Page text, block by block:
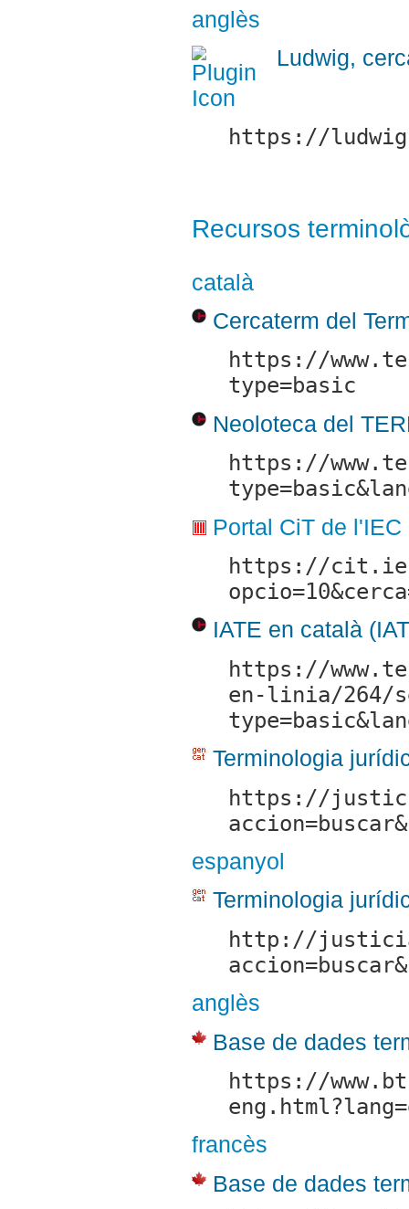
anglès
Ludwig,
https://
Recursos
català
Cercaterm del
https://
type=basic
Neoloteca del
https://
Portal CiT de l'IEC
https://
IATE en català
https://
en-linia/264/
Terminologia
https://
espanyol
Terminologia
http://
anglès
Base de dades
https://
francès
Base de dades